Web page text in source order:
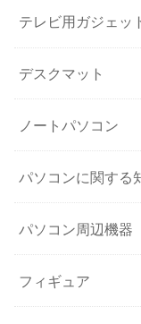
テレビ用ガジェッ
デスクマット
ノートパソコン
パソコンに関する
パソコン周辺機器
フィギュア